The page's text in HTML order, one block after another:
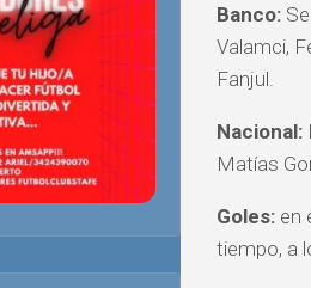
Banco:
Valamci,
Fanjul.
Nacional:
Matías
Goles: en
tiempo, a